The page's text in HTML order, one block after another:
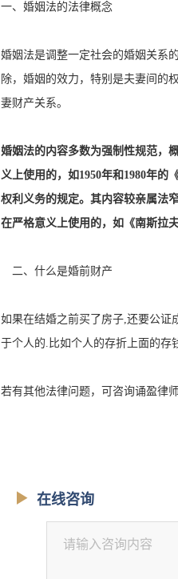
一、婚姻法的法律概念
婚姻法是调整一定社会的婚姻关系
除，婚姻的效力，特别是夫妻间的
妻财产关系。
婚姻法的内容多数为强制性规范，
义上使用的，如1950年和1980年的
权利义务的规定。其内容较亲属法
在严格意义上使用的，如《南斯拉
二、什么是婚前财产
如果在结婚之前买了房子,还要公证
于个人的.比如个人的存折上面的存
若有其他法律问题，可咨询诵盈律师
在线咨询